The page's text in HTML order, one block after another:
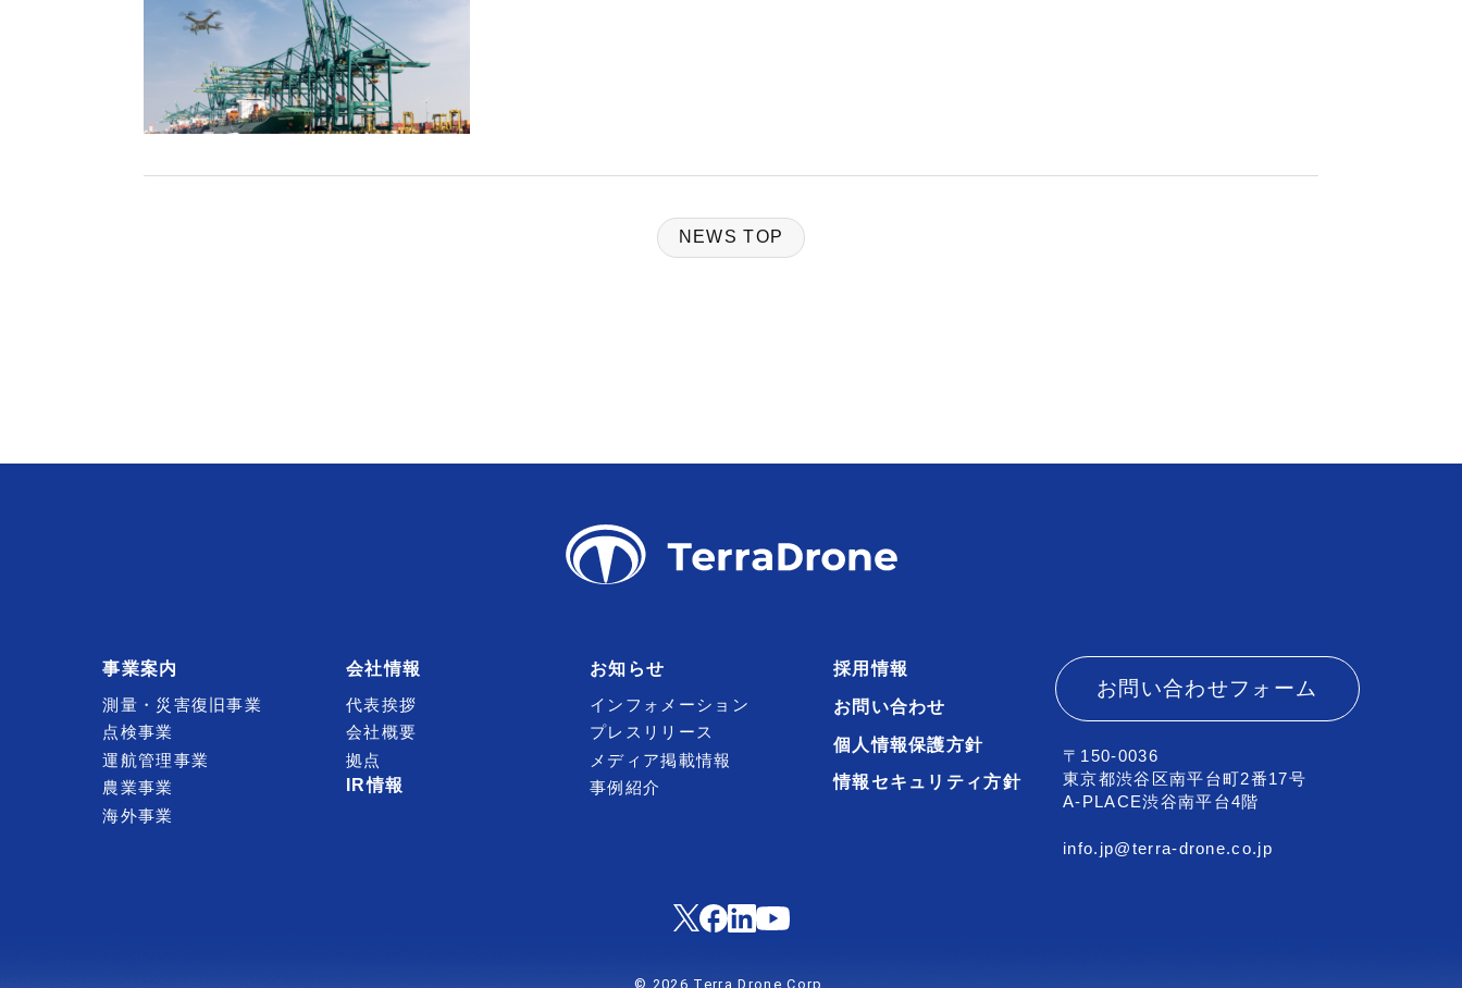
NEWS TOP
事業案内
測量・災害復旧事業
点検事業
運航管理事業
農業事業
海外事業
会社情報
代表挨拶
会社概要
拠点
IR情報
お知らせ
インフォメーション
プレスリリース
メディア掲載情報
事例紹介
採用情報
お問い合わせ
個人情報保護方針
情報セキュリティ方針
お問い合わせフォーム
〒150-0036
東京都渋谷区南平台町2番17号
A-PLACE渋谷南平台4階
info.jp@terra-drone.co.jp
© 2026 Terra Drone Corp.